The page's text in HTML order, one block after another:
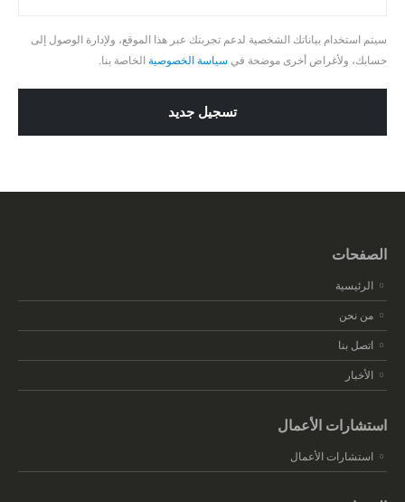
سيتم استخدام بياناتك الشخصية لدعم تجربتك عبر هذا الموقع، ولإدارة الوصول إلى
حسابك، ولأغراض أخرى موضحة في سياسة الخصوصية الخاصة بنا.
تسجيل جديد
الصفحات
الرئيسية
من نحن
اتصل بنا
الأخبار
استشارات الأعمال
استشارات الأعمال